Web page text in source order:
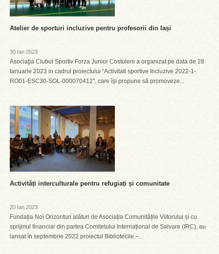
Atelier de sporturi incluzive pentru profesorii din Iași
30 Ian 2023
Asociaţia Clubul Sportiv Forza Junior Costuleni a organizat pe data de 28
Ianuarie 2023 in cadrul proiectului “Activitati sportive Incluzive 2022-1-
RO01-ESC30-SOL-000070412”, care îşi propune să promoveze...
Activități interculturale pentru refugiați și comunitate
20 Ian 2023
Fundația Noi Orizonturi alături de Asociația Comunitățile Viitorului și cu
sprijinul financiar din partea Comitetului Internațional de Salvare (IRC), au
lansat în septembrie 2022 proiectul Bibliotecile –...